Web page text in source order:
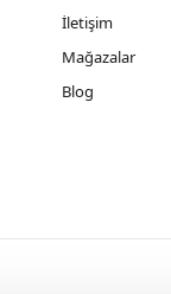
İletişim
Mağazalar
Blog